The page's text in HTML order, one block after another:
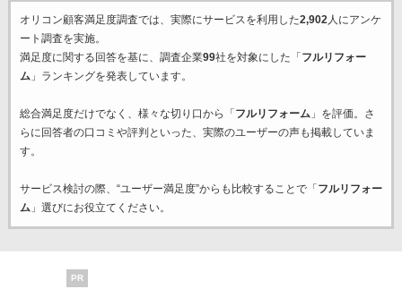
オリコン顧客満足度調査では、実際にサービスを利用した2,902人にアンケ
ート調査を実施。
満足度に関する回答を基に、調査企業99社を対象にした「 フルリフォー
ム」ランキングを発表しています。
総合満足度だけでなく、様々な切り口から「 フルリフォーム」を評価。さ
らに回答者の口コミや評判といった、実際のユーザーの声も掲載していま
す。
サービス検討の際、“ユーザー満足度”からも比較することで「 フルリフォー
ム」選びにお役立てください。
PR